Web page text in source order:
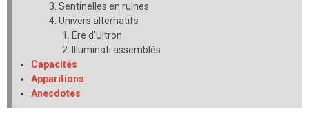
Sentinelles en ruines
Univers alternatifs
Ère d'Ultron
Illuminati assemblés
Capacités
Apparitions
Anecdotes